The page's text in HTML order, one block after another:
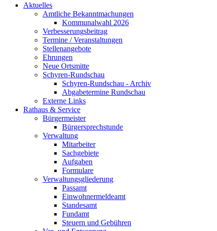
Aktuelles
Amtliche Bekanntmachungen
Kommunalwahl 2026
Verbesserungsbeitrag
Termine / Veranstaltungen
Stellenangebote
Ehrungen
Neue Ortsmitte
Schyren-Rundschau
Schyren-Rundschau - Archiv
Abgabetermine Rundschau
Externe Links
Rathaus & Service
Bürgermeister
Bürgersprechstunde
Verwaltung
Mitarbeiter
Sachgebiete
Aufgaben
Formulare
Verwaltungsgliederung
Passamt
Einwohnermeldeamt
Standesamt
Fundamt
Steuern und Gebühren